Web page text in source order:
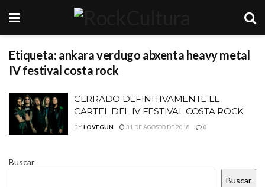
Etiqueta: ankara verdugo abxenta heavy metal
IV festival costa rock
CERRADO DEFINITIVAMENTE EL
CARTEL DEL IV FESTIVAL COSTA ROCK
BYLOVEGUN 31 DE AGOSTO DE 2018 0
Buscar
Buscar